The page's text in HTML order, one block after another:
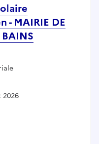
- MAIRIE DE
BAINS
2026
animation scolaire